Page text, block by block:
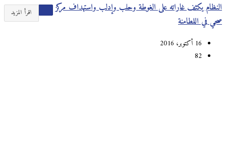
اقرأ المزيد
النظام يكثف غاراته على الغوطة وحلب وإدلب واستهداف مركز
صحي في اللطامنة
16 أكتوبر، 2016
82